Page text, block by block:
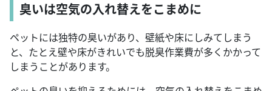
臭いは空気の入れ替えをこまめに
ペットには独特の臭いがあり、壁紙や床にしみてしまう
と、たとえ壁や床がきれいでも脱臭作業費が多くかかって
しまうことがあります。